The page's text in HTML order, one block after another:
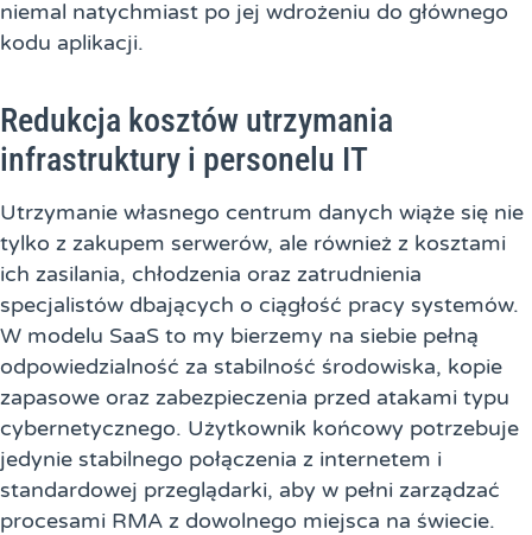
niemal natychmiast po jej wdrożeniu do głównego
kodu aplikacji.
Redukcja kosztów utrzymania
infrastruktury i personelu IT
Utrzymanie własnego centrum danych wiąże się nie
tylko z zakupem serwerów, ale również z kosztami
ich zasilania, chłodzenia oraz zatrudnienia
specjalistów dbających o ciągłość pracy systemów.
W modelu SaaS to my bierzemy na siebie pełną
odpowiedzialność za stabilność środowiska, kopie
zapasowe oraz zabezpieczenia przed atakami typu
cybernetycznego. Użytkownik końcowy potrzebuje
jedynie stabilnego połączenia z internetem i
standardowej przeglądarki, aby w pełni zarządzać
procesami RMA z dowolnego miejsca na świecie.